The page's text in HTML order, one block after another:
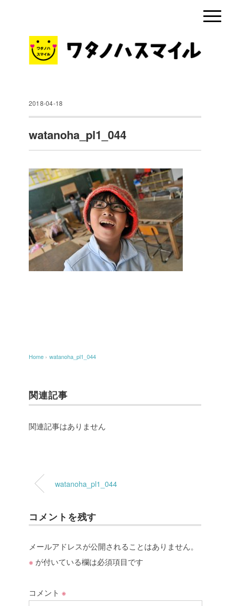
2018-04-18
watanoha_pl1_044
Home › watanoha_pl1_044
関連記事
関連記事はありません
watanoha_pl1_044
コメントを残す
メールアドレスが公開されることはありません。
※ が付いている欄は必須項目です
コメント ※